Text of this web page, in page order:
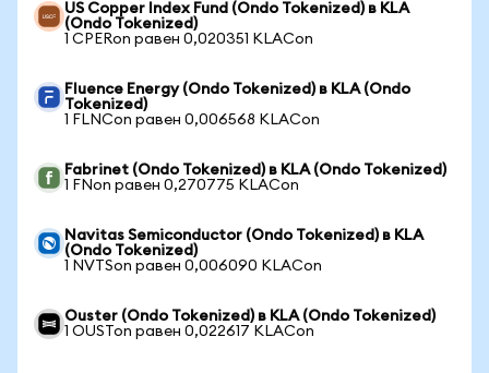
US Copper Index Fund (Ondo Tokenized) в KLA
(Ondo Tokenized)
1 CPERon равен 0,020351 KLACon
Fluence Energy (Ondo Tokenized) в KLA (Ondo
Tokenized)
1 FLNCon равен 0,006568 KLACon
Fabrinet (Ondo Tokenized) в KLA (Ondo Tokenized)
1 FNon равен 0,270775 KLACon
Navitas Semiconductor (Ondo Tokenized) в KLA
(Ondo Tokenized)
1 NVTSon равен 0,006090 KLACon
Ouster (Ondo Tokenized) в KLA (Ondo Tokenized)
1 OUSTon равен 0,022617 KLACon